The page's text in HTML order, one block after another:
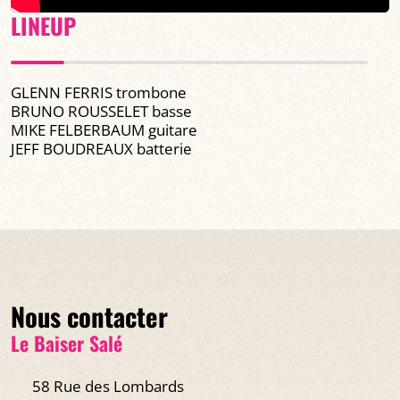
LINEUP
GLENN FERRIS trombone
BRUNO ROUSSELET basse
MIKE FELBERBAUM guitare
JEFF BOUDREAUX batterie
Nous contacter
Le Baiser Salé
58 Rue des Lombards